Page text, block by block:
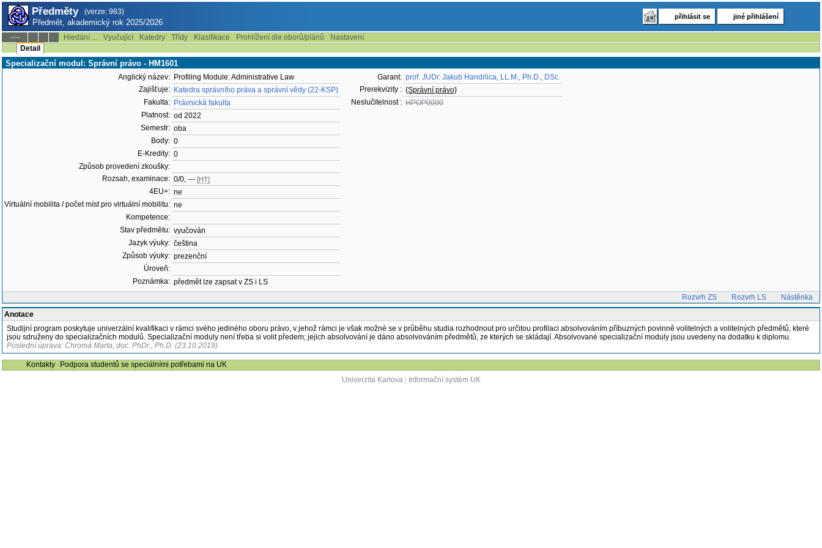
Předměty (verze: 983)
Předmět, akademický rok 2025/2026
přihlásit se jiné přihlášení
--:-- Hledání ... Vyučující Katedry Třídy Klasifikace Prohlížení dle oborů/plánů
Nastavení
Detail
Specializační modul: Správní právo - HM1601
Anglický název: Profiling Module: Administrative Law
Zajišťuje: Katedra správního práva a správní vědy (22-KSP)
Fakulta: Právnická fakulta
Platnost: od 2022
Semestr: oba
Body: 0
E-Kredity: 0
Způsob provedení zkoušky:
Rozsah, examinace: 0/0, --- [HT]
4EU+: ne
Virtuální mobilita / počet míst pro virtuální mobilitu: ne
Kompetence:
Stav předmětu: vyučován
Jazyk výuky: čeština
Způsob výuky: prezenční
Úroveň:
Poznámka: předmět lze zapsat v ZS i LS
Garant: prof. JUDr. Jakub Handrlica, LL.M., Ph.D., DSc.
Prerekvizity : {Správní právo}
Neslučitelnost : HPOP0000
Rozvrh ZS Rozvrh LS
Nástěnka
Anotace
Studijní program poskytuje univerzální kvalifikaci v rámci svého jediného oboru právo, v jehož rámci je však možné se v průběhu studia rozhodnout pro určitou profilaci absolvováním příbuzných povinně volitelných a volitelných předmětů, které
jsou sdruženy do specializačních modulů. Specializační moduly není třeba si volit předem; jejich absolvování je dáno absolvováním předmětů, ze kterých se skládají. Absolvované specializační moduly jsou uvedeny na dodatku k diplomu.
Poslední úprava: Chromá Marta, doc. PhDr., Ph.D. (23.10.2019)
Kontakty
Podpora studentů se speciálními potřebami na UK
Univerzita Karlova| Informační systém UK